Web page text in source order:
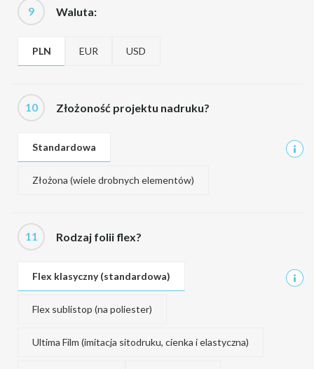
9 Waluta:
PLN EUR USD
10 Złożoność projektu nadruku?
Standardowa
Złożona (wiele drobnych elementów)
11 Rodzaj folii flex?
Flex klasyczny (standardowa)
Flex sublistop (na poliester)
Ultima Film (imitacja sitodruku, cienka i elastyczna)